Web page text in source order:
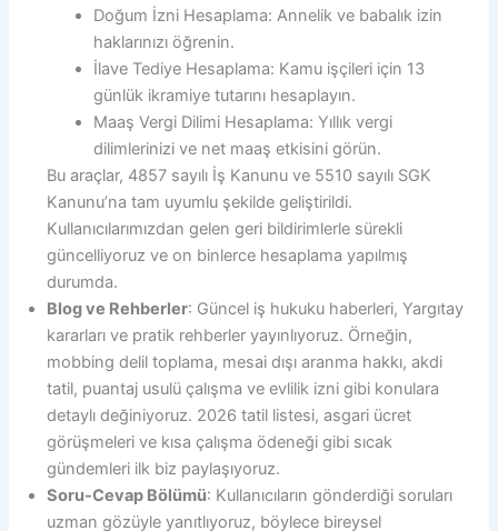
Doğum İzni Hesaplama: Annelik ve babalık izin
haklarınızı öğrenin.
İlave Tediye Hesaplama: Kamu işçileri için 13
günlük ikramiye tutarını hesaplayın.
Maaş Vergi Dilimi Hesaplama: Yıllık vergi
dilimlerinizi ve net maaş etkisini görün.
Bu araçlar, 4857 sayılı İş Kanunu ve 5510 sayılı SGK
Kanunu’na tam uyumlu şekilde geliştirildi.
Kullanıcılarımızdan gelen geri bildirimlerle sürekli
güncelliyoruz ve on binlerce hesaplama yapılmış
durumda.
Blog ve Rehberler: Güncel iş hukuku haberleri, Yargıtay
kararları ve pratik rehberler yayınlıyoruz. Örneğin,
mobbing delil toplama, mesai dışı aranma hakkı, akdi
tatil, puantaj usulü çalışma ve evlilik izni gibi konulara
detaylı değiniyoruz. 2026 tatil listesi, asgari ücret
görüşmeleri ve kısa çalışma ödeneği gibi sıcak
gündemleri ilk biz paylaşıyoruz.
Soru-Cevap Bölümü: Kullanıcıların gönderdiği soruları
uzman gözüyle yanıtlıyoruz, böylece bireysel